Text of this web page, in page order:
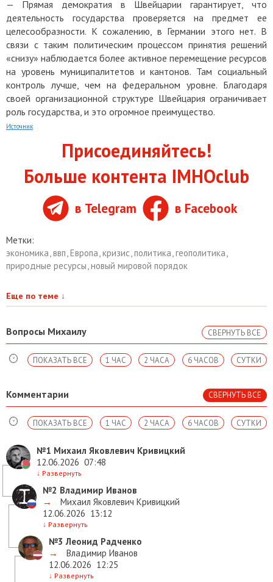
— Прямая демократия в Швейцарии гарантирует, что
деятельность государства проверяется на предмет ее
целесообразности. К сожалению, в Германии этого нет. В
связи с таким политическим процессом принятия решений
«снизу» наблюдается более активное перемещение ресурсов
на уровень муниципалитетов и кантонов. Там социальный
контроль лучше, чем на федеральном уровне. Благодаря
своей организационной структуре Швейцария ограничивает
роль государства, и это огромное преимущество.
Источник
Присоединяйтесь!
Больше контента IMHOclub
в Telegram в Facebook
Метки:
экономика,ввп,Европа,кризис,политика,геополитика,
природные ресурсы,новый мировой порядок
Еще по теме ↓
Вопросы Михаилу СВЕРНУТЬ ВСЕ
СУТКИ
6 ЧАСОВ
2 ЧАСА
1 ЧАС
ПОКАЗАТЬ ВСЕ
Комментарии СВЕРНУТЬ ВСЕ
СУТКИ
6 ЧАСОВ
2 ЧАСА
1 ЧАС
ПОКАЗАТЬ ВСЕ
№1 Михаил Яковлевич Кривицкий
12.06.2026 07:48
↓ Развернуть
№2 Владимир Иванов
→
Михаил Яковлевич Кривицкий
12.06.2026 13:12
↓ Развернуть
№3 Леонид Радченко
→
Владимир Иванов
12.06.2026 12:25
↓ Развернуть